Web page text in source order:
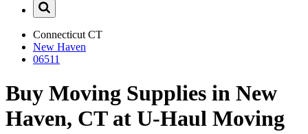
Connecticut CT
New Haven
06511
Buy Moving Supplies in New
Haven, CT at U-Haul Moving